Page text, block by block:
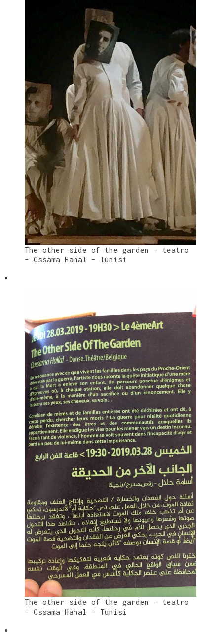
The other side of the garden – teatro
– Ossama Hahal – Tunisi
The other side of the garden – teatro
– Ossama Hahal – Tunisi